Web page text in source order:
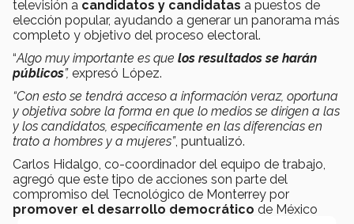
televisión a candidatos y candidatas a puestos de
elección popular, ayudando a generar un panorama más
completo y objetivo del proceso electoral.
“Algo muy importante es que los resultados se harán
públicos”, expresó López.
“Con esto se tendrá acceso a información veraz, oportuna
y objetiva sobre la forma en que lo medios se dirigen a las
y los candidatos, específicamente en las diferencias en
trato a hombres y a mujeres”, puntualizó.
Carlos Hidalgo, co-coordinador del equipo de trabajo,
agregó que este tipo de acciones son parte del
compromiso del Tecnológico de Monterrey por
promover el desarrollo democrático de México